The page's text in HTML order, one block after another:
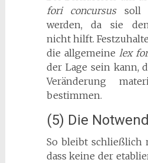
fori concursussoll
werden, da sie den
nicht hilft.
die allgemeine lex
der Lage sein kann,
Veränderung
bestimmen.
(5) Die
So bleibt schließlich
dass keine der